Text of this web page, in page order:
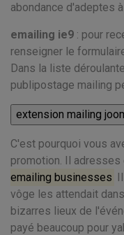
abondance d'adeptes
emailing ie9 : pour
renseigner le
Dans la liste
publipostage mailing
C'est pourquoi vous
promotion. Il adresses
emailing businesses
vôge les attendait
bizarres lieux de
payé beaucoup pour